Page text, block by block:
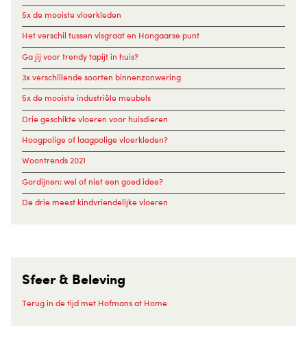
5x de mooiste vloerkleden
Het verschil tussen visgraat en Hongaarse punt
Ga jij voor trendy tapijt in huis?
3x verschillende soorten binnenzonwering
5x de mooiste industriële meubels
Drie geschikte vloeren voor huisdieren
Hoogpolige of laagpolige vloerkleden?
Woontrends 2021
Gordijnen: wel of niet een goed idee?
De drie meest kindvriendelijke vloeren
Sfeer & Beleving
Terug in de tijd met Hofmans at Home